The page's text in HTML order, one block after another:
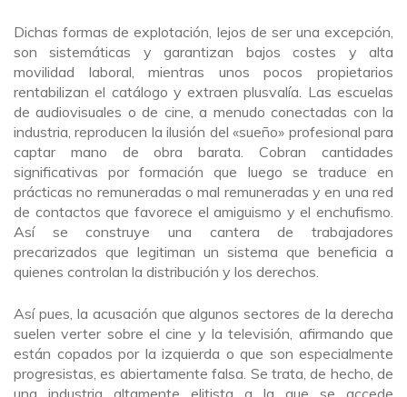
Dichas formas de explotación, lejos de ser una excepción,
son sistemáticas y garantizan bajos costes y alta
movilidad laboral, mientras unos pocos propietarios
rentabilizan el catálogo y extraen plusvalía. Las escuelas
de audiovisuales o de cine, a menudo conectadas con la
industria, reproducen la ilusión del «sueño» profesional para
captar mano de obra barata. Cobran cantidades
significativas por formación que luego se traduce en
prácticas no remuneradas o mal remuneradas y en una red
de contactos que favorece el amiguismo y el enchufismo.
Así se construye una cantera de trabajadores
precarizados que legitiman un sistema que beneficia a
quienes controlan la distribución y los derechos.
Así pues, la acusación que algunos sectores de la derecha
suelen verter sobre el cine y la televisión, afirmando que
están copados por la izquierda o que son especialmente
progresistas, es abiertamente falsa. Se trata, de hecho, de
una industria altamente elitista a la que se accede